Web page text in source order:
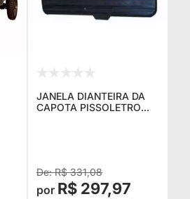
JANELA DIANTEIRA DA
CAPOTA PISSOLETRO
R$ 331,08
R$ 297,97